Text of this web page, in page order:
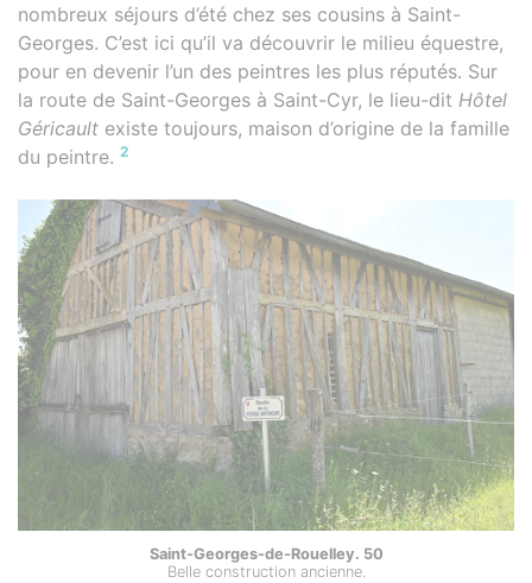
nombreux séjours d’été chez ses cousins à Saint-
Georges. C’est ici qu’il va découvrir le milieu équestre,
pour en devenir l’un des peintres les plus réputés. Sur
la route de Saint-Georges à Saint-Cyr, le lieu-dit Hôtel
Géricault existe toujours, maison d’origine de la famille
du peintre. 2
Saint-Georges-de-Rouelley. 50
Belle construction ancienne.